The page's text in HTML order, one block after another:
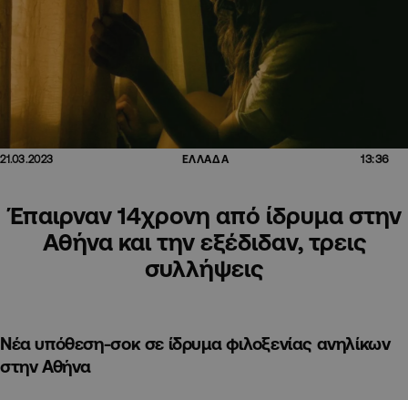
21.03.2023 ΕΛΛΑΔΑ 13:36
Έπαιρναν 14χρονη από ίδρυμα στην
Αθήνα και την εξέδιδαν, τρεις
συλλήψεις
Νέα υπόθεση-σοκ σε ίδρυμα φιλοξενίας ανηλίκων
στην Αθήνα